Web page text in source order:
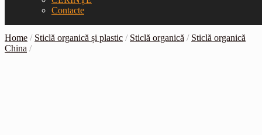
Contacte
Home / Sticlă organică și plastic / Sticlă organică / Sticlă organică
China /